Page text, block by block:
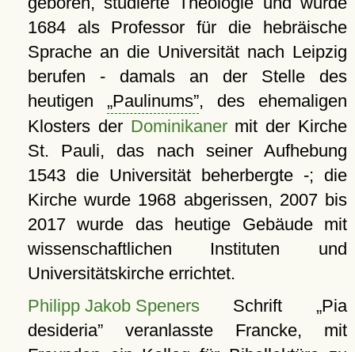
1684 als Professor für die hebräische
Sprache an die Universität nach Leipzig
berufen - damals an der Stelle des
heutigen
Paulinums , des ehemaligen
Klosters der Dominikanermit der Kirche
St. Pauli, das nach seiner Aufhebung
1543 die Universität beherbergte -; die
Kirche wurde 1968 abgerissen, 2007 bis
2017 wurde das heutige Gebäude mit
wissenschaftlichen Instituten und
Universitätskirche errichtet.
Philipp Jakob SpenersSchrift
Pia
desideria veranlasste Francke, mit